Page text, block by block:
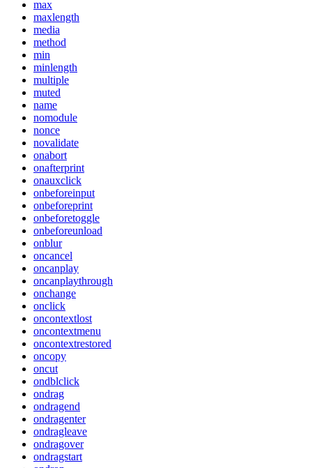
max
maxlength
media
method
min
minlength
multiple
muted
name
nomodule
nonce
novalidate
onabort
onafterprint
onauxclick
onbeforeinput
onbeforeprint
onbeforetoggle
onbeforeunload
onblur
oncancel
oncanplay
oncanplaythrough
onchange
onclick
oncontextlost
oncontextmenu
oncontextrestored
oncopy
oncut
ondblclick
ondrag
ondragend
ondragenter
ondragleave
ondragover
ondragstart